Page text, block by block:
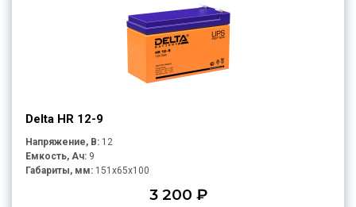
Delta HR 12-9
Напряжение, В: 12
Емкость, Ач: 9
Габариты, мм: 151x65x100
3 200 ₽